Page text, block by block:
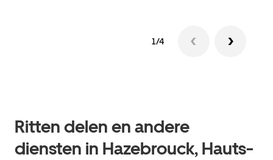
1/4
Ritten delen en andere
diensten in Hazebrouck, Hauts-